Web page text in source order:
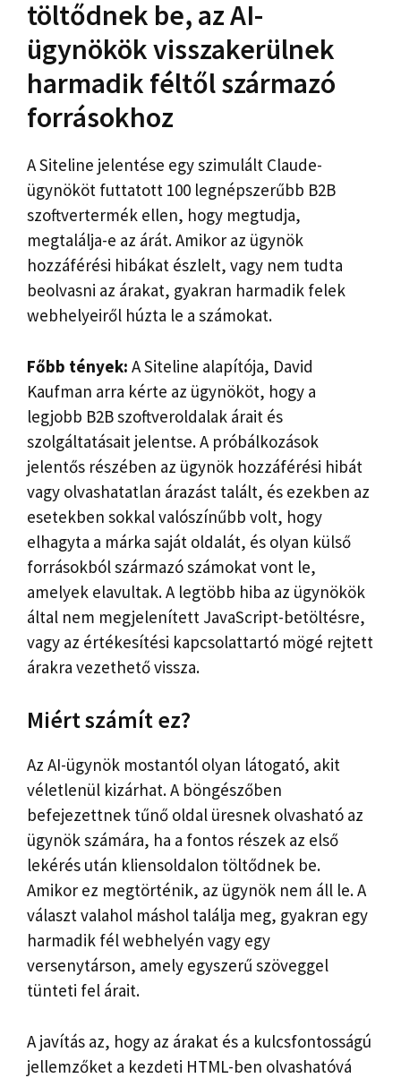
töltődnek be, az AI-
ügynökök visszakerülnek
harmadik féltől származó
forrásokhoz
A Siteline jelentése egy szimulált Claude-
ügynököt futtatott 100 legnépszerűbb B2B
szoftvertermék ellen, hogy megtudja,
megtalálja-e az árát. Amikor az ügynök
hozzáférési hibákat észlelt, vagy nem tudta
beolvasni az árakat, gyakran harmadik felek
webhelyeiről húzta le a számokat.
Főbb tények: A Siteline alapítója, David
Kaufman arra kérte az ügynököt, hogy a
legjobb B2B szoftveroldalak árait és
szolgáltatásait jelentse. A próbálkozások
jelentős részében az ügynök hozzáférési hibát
vagy olvashatatlan árazást talált, és ezekben az
esetekben sokkal valószínűbb volt, hogy
elhagyta a márka saját oldalát, és olyan külső
forrásokból származó számokat vont le,
amelyek elavultak. A legtöbb hiba az ügynökök
által nem megjelenített JavaScript-betöltésre,
vagy az értékesítési kapcsolattartó mögé rejtett
árakra vezethető vissza.
Miért számít ez?
Az AI-ügynök mostantól olyan látogató, akit
véletlenül kizárhat. A böngészőben
befejezettnek tűnő oldal üresnek olvasható az
ügynök számára, ha a fontos részek az első
lekérés után kliensoldalon töltődnek be.
Amikor ez megtörténik, az ügynök nem áll le. A
választ valahol máshol találja meg, gyakran egy
harmadik fél webhelyén vagy egy
versenytárson, amely egyszerű szöveggel
tünteti fel árait.
A javítás az, hogy az árakat és a kulcsfontosságú
jellemzőket a kezdeti HTML-ben olvashatóvá